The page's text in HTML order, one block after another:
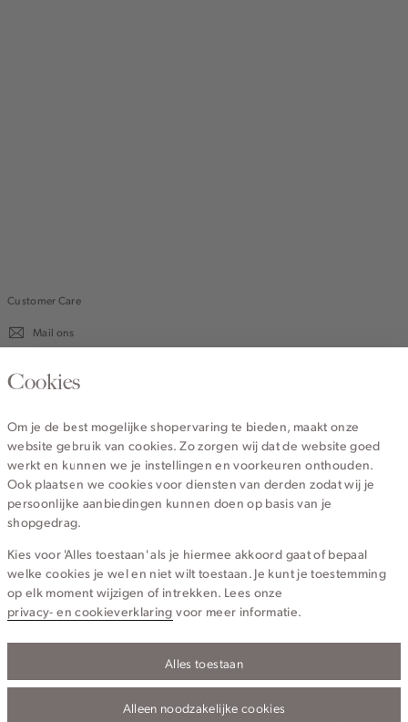
Customer Care
Mail ons
020 - 3412 670
Service
Wij zijn Cotton Club
Topcategorieën voor jou
Privacy- en cookieverklaringAlgemene Voorwaarden
Cookies
Om je de best mogelijke shopervaring te bieden, maakt onze
website gebruik van cookies. Zo zorgen wij dat de website goed
werkt en kunnen we je instellingen en voorkeuren onthouden.
Ook plaatsen we cookies voor diensten van derden zodat wij je
persoonlijke aanbiedingen kunnen doen op basis van je
shopgedrag.
Kies voor 'Alles toestaan' als je hiermee akkoord gaat of bepaal
welke cookies je wel en niet wilt toestaan. Je kunt je toestemming
op elk moment wijzigen of intrekken. Lees onze
privacy- en cookieverklaring voor meer informatie.
Alles toestaan
Alleen noodzakelijke cookies